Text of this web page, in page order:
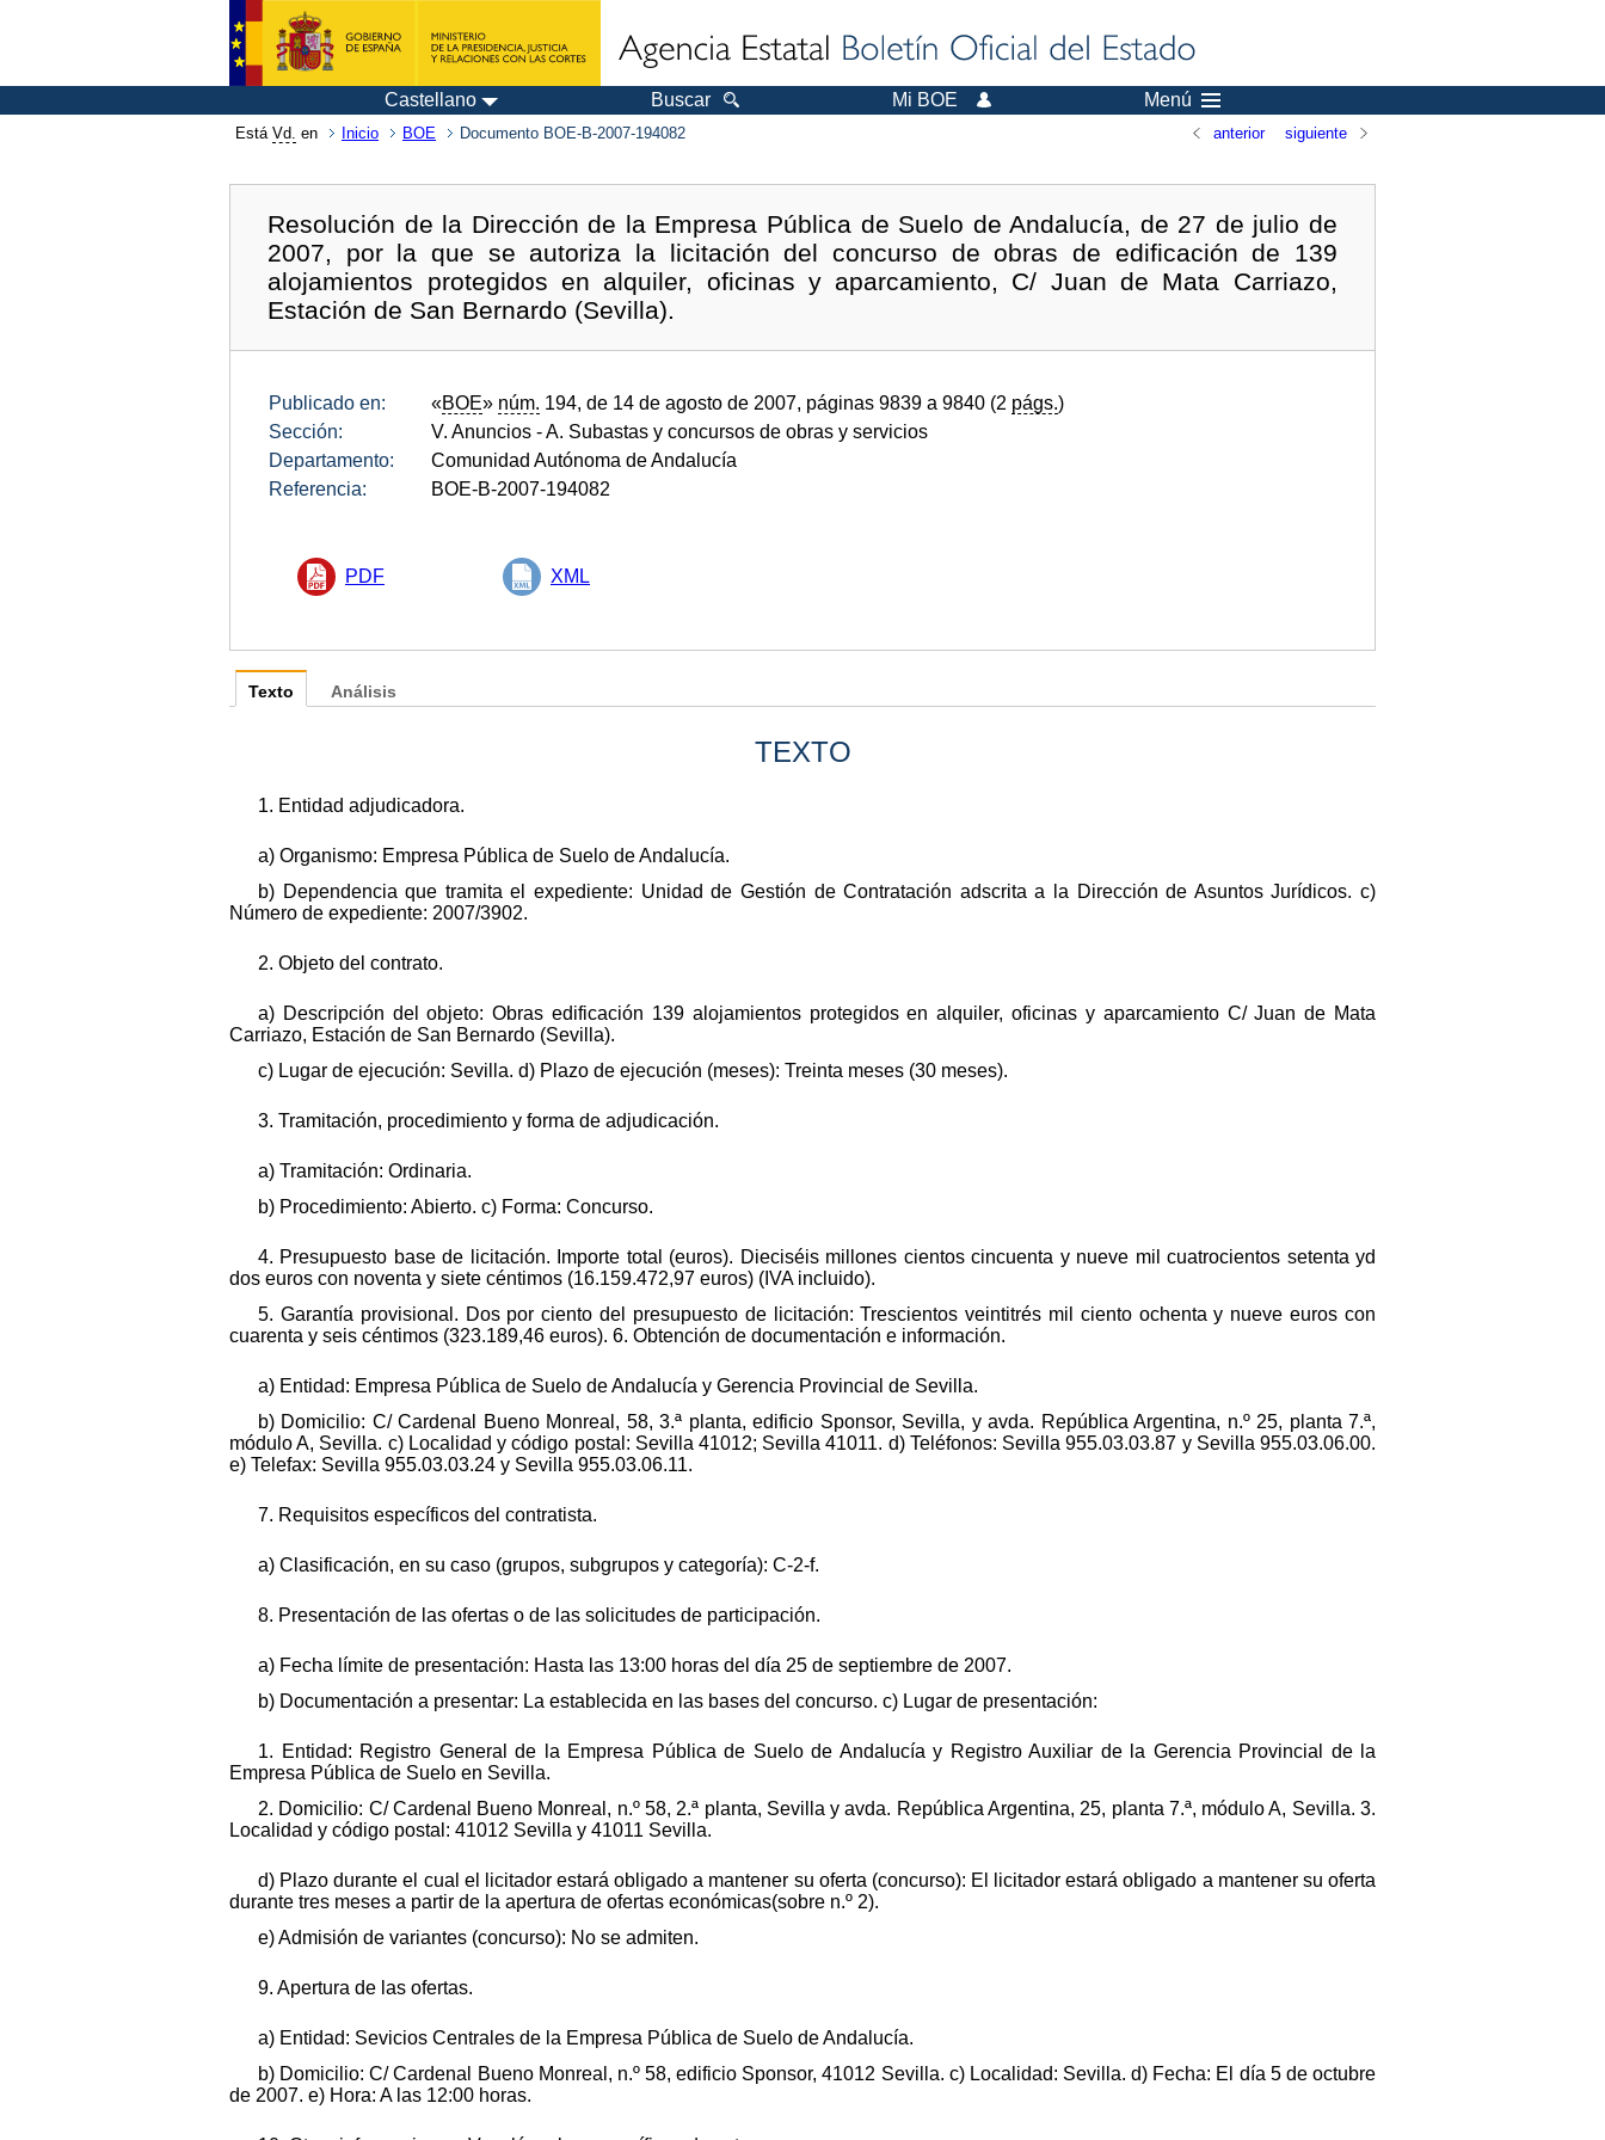
Castellano Buscar Mi BOE Menú
Está Vd. en Inicio BOE Documento BOE-B-2007-194082 anterior siguiente
Resolución de la Dirección de la Empresa Pública de Suelo de Andalucía, de 27 de julio de
2007, por la que se autoriza la licitación del concurso de obras de edificación de 139
alojamientos protegidos en alquiler, oficinas y aparcamiento, C/ Juan de Mata Carriazo,
Estación de San Bernardo (Sevilla).
Publicado en: «BOE» núm. 194, de 14 de agosto de 2007, páginas 9839 a 9840 (2 págs.)
Sección:
V. Anuncios - A. Subastas y concursos de obras y servicios
Departamento:
Comunidad Autónoma de Andalucía
Referencia:
BOE-B-2007-194082
PDF XML
Texto
TEXTO
1. Entidad adjudicadora.
a) Organismo: Empresa Pública de Suelo de Andalucía.
b) Dependencia que tramita el expediente: Unidad de Gestión de Contratación adscrita a la Dirección de Asuntos Jurídicos. c)
Número de expediente: 2007/3902.
2. Objeto del contrato.
a) Descripción del objeto: Obras edificación 139 alojamientos protegidos en alquiler, oficinas y aparcamiento C/ Juan de Mata
Carriazo, Estación de San Bernardo (Sevilla).
c) Lugar de ejecución: Sevilla. d) Plazo de ejecución (meses): Treinta meses (30 meses).
3. Tramitación, procedimiento y forma de adjudicación.
a) Tramitación: Ordinaria.
b) Procedimiento: Abierto. c) Forma: Concurso.
4. Presupuesto base de licitación. Importe total (euros). Dieciséis millones cientos cincuenta y nueve mil cuatrocientos setenta yd
dos euros con noventa y siete céntimos (16.159.472,97 euros) (IVA incluido).
5. Garantía provisional. Dos por ciento del presupuesto de licitación: Trescientos veintitrés mil ciento ochenta y nueve euros con
cuarenta y seis céntimos (323.189,46 euros). 6. Obtención de documentación e información.
a) Entidad: Empresa Pública de Suelo de Andalucía y Gerencia Provincial de Sevilla.
b) Domicilio: C/ Cardenal Bueno Monreal, 58, 3.ª planta, edificio Sponsor, Sevilla, y avda. República Argentina, n.º 25, planta 7.ª,
módulo A, Sevilla. c) Localidad y código postal: Sevilla 41012; Sevilla 41011. d) Teléfonos: Sevilla 955.03.03.87 y Sevilla 955.03.06.00.
e) Telefax: Sevilla 955.03.03.24 y Sevilla 955.03.06.11.
7. Requisitos específicos del contratista.
a) Clasificación, en su caso (grupos, subgrupos y categoría): C-2-f.
8. Presentación de las ofertas o de las solicitudes de participación.
a) Fecha límite de presentación: Hasta las 13:00 horas del día 25 de septiembre de 2007.
b) Documentación a presentar: La establecida en las bases del concurso. c) Lugar de presentación:
1. Entidad: Registro General de la Empresa Pública de Suelo de Andalucía y Registro Auxiliar de la Gerencia Provincial de la
Empresa Pública de Suelo en Sevilla.
2. Domicilio: C/ Cardenal Bueno Monreal, n.º 58, 2.ª planta, Sevilla y avda. República Argentina, 25, planta 7.ª, módulo A, Sevilla. 3.
Localidad y código postal: 41012 Sevilla y 41011 Sevilla.
d) Plazo durante el cual el licitador estará obligado a mantener su oferta (concurso): El licitador estará obligado a mantener su oferta
durante tres meses a partir de la apertura de ofertas económicas(sobre n.º 2).
e) Admisión de variantes (concurso): No se admiten.
9. Apertura de las ofertas.
a) Entidad: Sevicios Centrales de la Empresa Pública de Suelo de Andalucía.
b) Domicilio: C/ Cardenal Bueno Monreal, n.º 58, edificio Sponsor, 41012 Sevilla. c) Localidad: Sevilla. d) Fecha: El día 5 de octubre
de 2007. e) Hora: A las 12:00 horas.
Análisis